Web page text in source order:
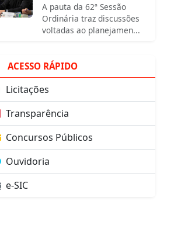
A pauta da 62ª Sessão
Ordinária traz discussões
voltadas ao planejamen...
ACESSO RÁPIDO
Licitações
Transparência
Concursos Públicos
Ouvidoria
e-SIC